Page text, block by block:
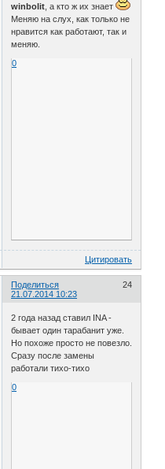
winbolit , а кто ж их знает
Меняю на слух, как только не
нравится как работают, так и
меняю.
0
Цитировать
Поделиться
24
21.07.2014 10:23
2 года назад ставил INA -
бывает один тарабанит уже.
Но похоже просто не повезло.
Сразу после замены
работали тихо-тихо
0